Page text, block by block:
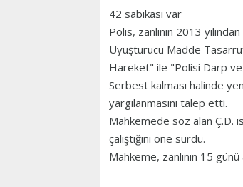
42 sabıkası var
Polis, zanlının 2013
Uyuşturucu Madde
Hareket" ile "Polisi Darp ve
Serbest kalması halinde
yargılanmasını talep etti.
Mahkemede söz alan Ç.D.
çalıştığını öne sürdü.
Mahkeme, zanlının 15